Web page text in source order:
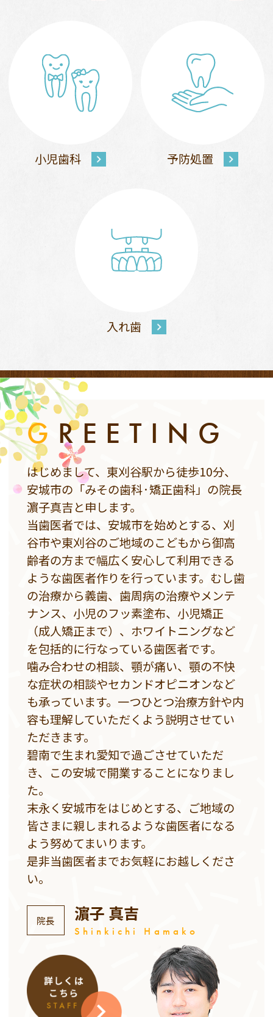
小児歯科 予防処置
入れ歯
G REETING
はじめまして、東刈谷駅から徒歩10分、
安城市の「みその歯科·矯正歯科」の院長
濵子真吉と申します。
当歯医者では、安城市を始めとする、刈
谷市や東刈谷のご地域のこどもから御高
齢者の方まで幅広く安心して利用できる
ような歯医者作りを行っています。むし歯
の治療から義歯、歯周病の治療やメンテ
ナンス、小児のフッ素塗布、小児矯正
（成人矯正まで）、ホワイトニングなど
を包括的に行なっている歯医者です。
噛み合わせの相談、顎が痛い、顎の不快
な症状の相談やセカンドオピニオンなど
も承っています。一つひとつ治療方針や内
容も理解していただくよう説明させてい
ただきます。
碧南で生まれ愛知で過ごさせていただ
き、この安城で開業することになりまし
た。
末永く安城市をはじめとする、ご地域の
皆さまに親しまれるような歯医者になる
よう努めてまいります。
是非当歯医者までお気軽にお越しくださ
い。
院長 濵子 真吉
Shinkichi Hamako